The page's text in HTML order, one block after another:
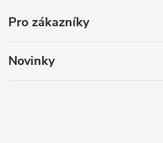
Pro zákazníky
Novinky